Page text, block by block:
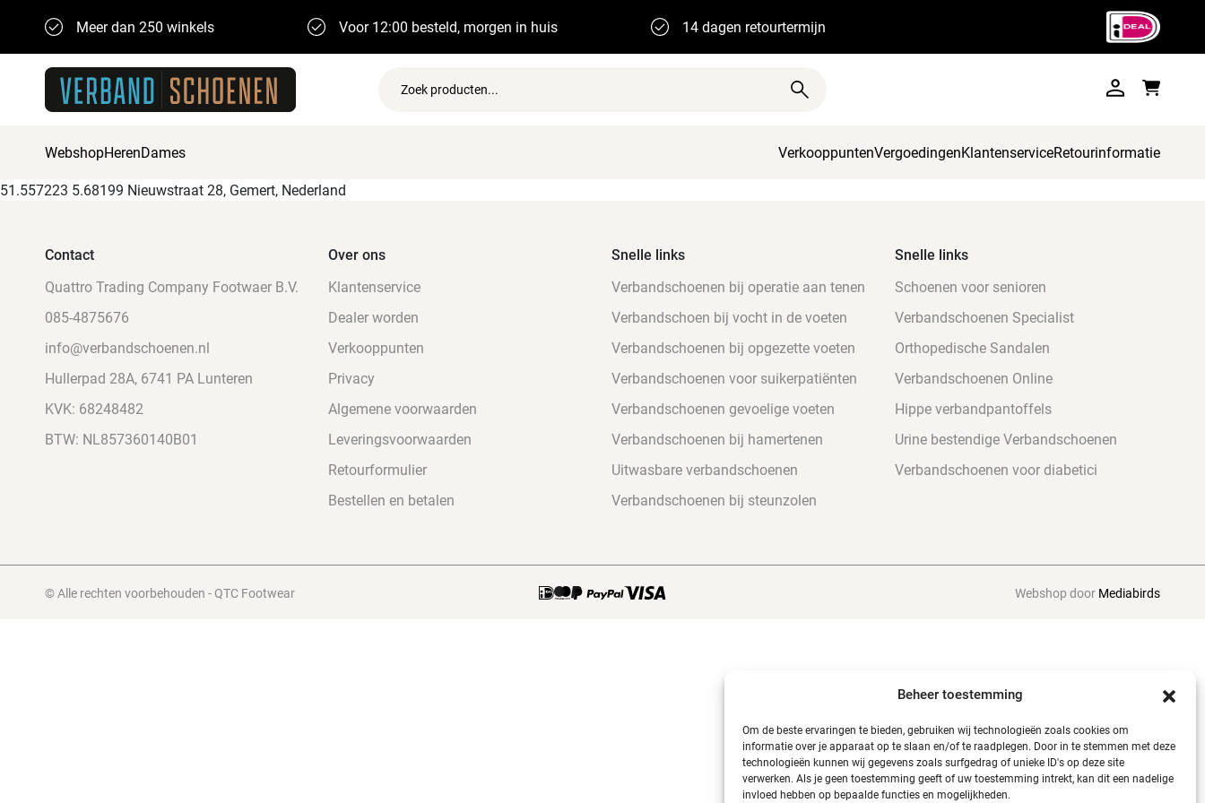
Beheer toestemming
Om de beste ervaringen te bieden, gebruiken wij technologieën zoals cookies om
informatie over je apparaat op te slaan en/of te raadplegen. Door in te stemmen met deze
technologieën kunnen wij gegevens zoals surfgedrag of unieke ID's op deze site
verwerken. Als je geen toestemming geeft of uw toestemming intrekt, kan dit een nadelige
invloed hebben op bepaalde functies en mogelijkheden.
Meer dan 250 winkels Voor 12:00 besteld, morgen in huis 14 dagen retourtermijn
WebshopHerenDames VerkooppuntenVergoedingenKlantenserviceRetourinformatie
51.557223 5.68199 Nieuwstraat 28, Gemert, Nederland
Contact
Quattro Trading Company Footwaer B.V.
085-4875676
info@verbandschoenen.nl
Hullerpad 28A, 6741 PA Lunteren
KVK: 68248482
BTW: NL857360140B01
Over ons
Klantenservice
Dealer worden
Verkooppunten
Privacy
Algemene voorwaarden
Leveringsvoorwaarden
Retourformulier
Bestellen en betalen
Snelle links
Verbandschoenen bij operatie aan tenen
Verbandschoen bij vocht in de voeten
Verbandschoenen bij opgezette voeten
Verbandschoenen voor suikerpatiënten
Verbandschoenen gevoelige voeten
Verbandschoenen bij hamertenen
Uitwasbare verbandschoenen
Verbandschoenen bij steunzolen
Snelle links
Schoenen voor senioren
Verbandschoenen Specialist
Orthopedische Sandalen
Verbandschoenen Online
Hippe verbandpantoffels
Urine bestendige Verbandschoenen
Verbandschoenen voor diabetici
© Alle rechten voorbehouden - QTC Footwear Webshop door Mediabirds